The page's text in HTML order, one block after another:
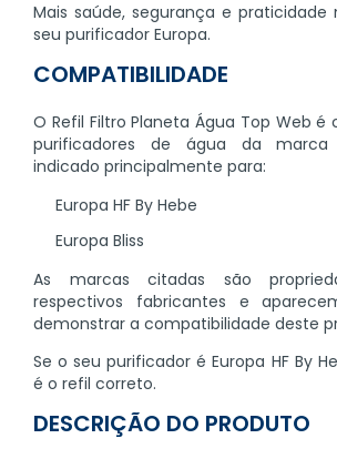
Mais saúde, segurança e praticidade
seu purificador Europa.
COMPATIBILIDADE
O Refil Filtro Planeta Água Top Web
purificadores de água da marca
indicado principalmente para:
Europa HF By Hebe
Europa Bliss
As marcas citadas são
respectivos fabricantes e
demonstrar a compatibilidade deste
Se o seu purificador é Europa HF By
é o refil correto.
DESCRIÇÃO DO PRODUTO